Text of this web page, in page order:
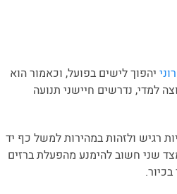
יהפוך לישים בפועל, וכאמור הוא
למדי, נדרשים חיישני תנועה
רגיש ולזהות במהירות למשל כף יד
שני חשוב להימנע מהפעלת ברזים